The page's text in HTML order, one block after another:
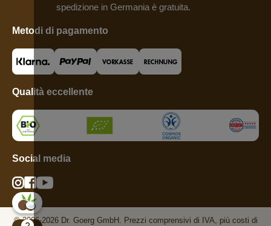
spedizione in Germania è gratuita.
Metodi di pagamento
Qualità eccellente
Social media
© 2006-2026 Dr. Goerg GmbH. Prezzi comprensivi di IVA, più costi di